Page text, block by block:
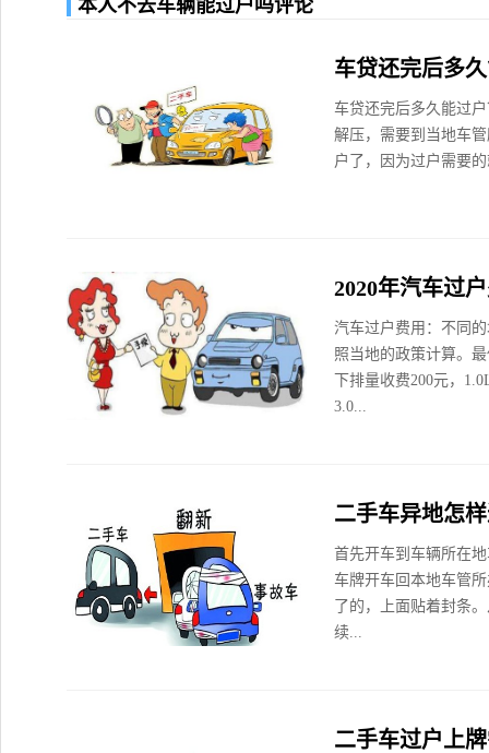
本人不去车辆能过户吗评论
车贷还完后多
车贷还完后多久能过
解压，需要到当地车
户了，因为过户需要
2020年汽车过
汽车过户费用：不同
照当地的政策计算。
下排量收费200元，
3.0...
二手车异地怎
首先开车到车辆所在
车牌开车回本地车管
了的，上面贴着封条
续...
二手车过户上